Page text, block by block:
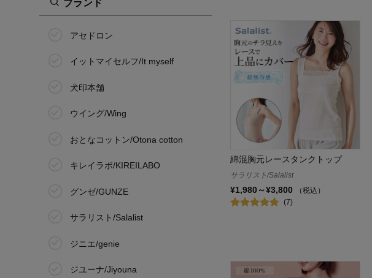
ブランド
アセドロン
イットマイセルフ/It myself
犬印本舗
ウイング/Wing
おとなコットン/Otona cotton
キレイラボ/KIREILABO
グンゼ/GUNZE
サラリスト/Salalist
ジニエ/genie
ジユーナ/Jiyouna
綿混胸元レースタンクトップ
サラリスト/Salalist
¥1,980～¥3,800
（税込）
(7)